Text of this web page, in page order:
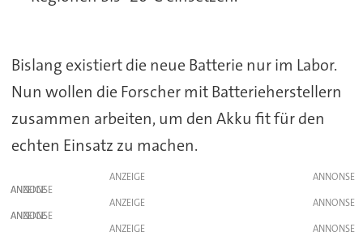
Bislang existiert die neue Batterie nur im Labor.
Nun wollen die Forscher mit Batterieherstellern
zusammen arbeiten, um den Akku fit für den
echten Einsatz zu machen.
ANZEIGE
ANZEIGE
ANZEIGE
ANZEIGE
ANZEIGE